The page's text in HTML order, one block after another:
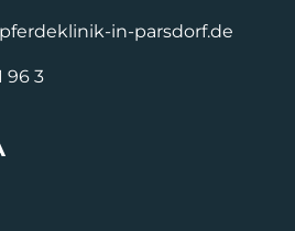
in-parsdorf.de
96 3